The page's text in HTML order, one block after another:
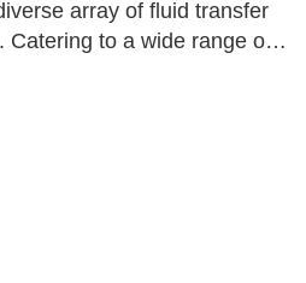
array of fluid transfer
Catering to a wide range of
solutions.